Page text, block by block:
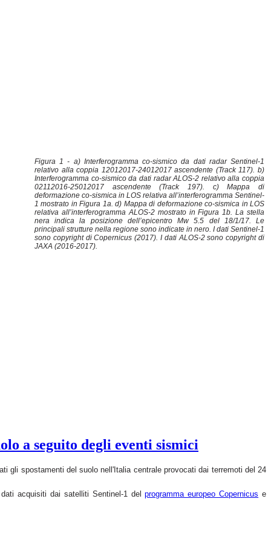
Figura 1 - a) Interferogramma co-sismico da dati radar Sentinel-1
relativo alla coppia 12012017-24012017 ascendente (Track 117). b)
Interferogramma co-sismico da dati radar ALOS-2 relativo alla coppia
02112016-25012017 ascendente (Track 197). c) Mappa di
deformazione co-sismica in LOS relativa all’interferogramma Sentinel-
1 mostrato in Figura 1a. d) Mappa di deformazione co-sismica in LOS
relativa all’interferogramma ALOS-2 mostrato in Figura 1b. La stella
nera indica la posizione dell’epicentro Mw 5.5 del 18/1/17. Le
principali strutture nella regione sono indicate in nero. I dati Sentinel-1
sono copyright di Copernicus (2017). I dati ALOS-2 sono copyright di
JAXA (2016-2017).
a seguito degli eventi sismici
gli spostamenti del suolo nell'Italia centrale provocati dai terremoti del 24
acquisiti dai satelliti Sentinel-1 delprogramma europeo Copernicus e